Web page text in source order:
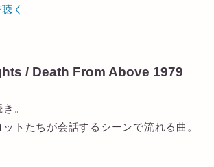
く
/ Death From Above 1979
。
トたちが会話するシーンで流れる曲。